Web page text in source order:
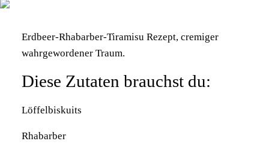
Erdbeer-Rhabarber-Tiramisu Rezept, cremiger
wahrgewordener Traum.
Diese Zutaten brauchst du:
Löffelbiskuits
Rhabarber